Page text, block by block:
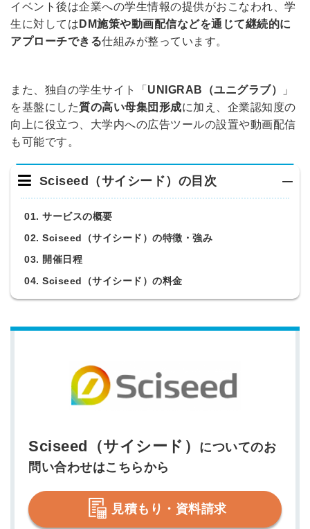
イベント後は企業への学生情報の提供がおこなわれ、学
生に対しては DM施策や動画配信などを通じて継続的に
アプローチできる仕組みが整っています。
また、独自の学生サイト「 UNIGRAB（ユニグラブ）
」
を基盤にした質の高い母集団形成に加え、企業認知度の
向上に役立つ、大学内への広告ツールの設置や動画配信
も可能です。
Sciseed（サイシード）の目次
01. サービスの概要
02. Sciseed（サイシード）の特徴・強み
03. 開催日程
04. Sciseed（サイシード）の料金
Sciseed（サイシード）
についてのお
問い合わせはこちらから
見積もり・資料請求